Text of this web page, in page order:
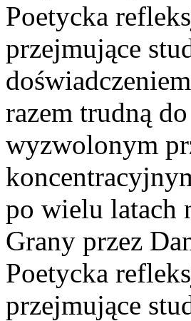
Poetycka
przejmujące
razem trudną
wyzwolonym
po wielu latach
Grany przez
Poetycka
przejmujące